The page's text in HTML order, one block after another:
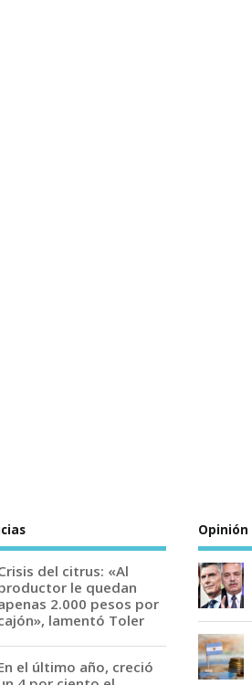
del citrus: «Al
le quedan
2.000 pesos por
lamentó Toler
el último año, creció
Opinión